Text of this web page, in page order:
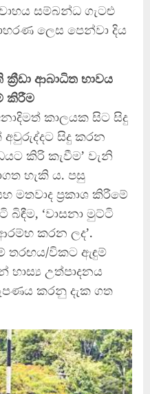
සම්බන්ධ ගැටළු
ලෙස පෙන්වා දිය
ආබාධිත භාවය
කිරීම
කාලයක සිට සිදු
සිදු කරන
කිරි කැවීම’ වැනි
හැකි ය. පසු
මතවාද ප්‍රකාශ කිරීමේ
‘වාසනා මුට්ටි
කරන ලද’.
තරඟය/විකට ඇඳුම්
උත්පාදනය
කරනු දැක ගත